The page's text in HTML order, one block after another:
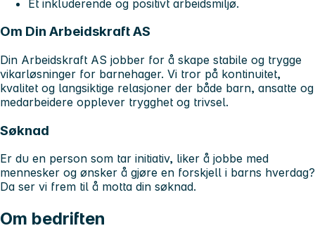
Et inkluderende og positivt arbeidsmiljø.
Om Din Arbeidskraft AS
Din Arbeidskraft AS jobber for å skape stabile og trygge
vikarløsninger for barnehager. Vi tror på kontinuitet,
kvalitet og langsiktige relasjoner der både barn, ansatte og
medarbeidere opplever trygghet og trivsel.
Søknad
Er du en person som tar initiativ, liker å jobbe med
mennesker og ønsker å gjøre en forskjell i barns hverdag?
Da ser vi frem til å motta din søknad.
Om bedriften